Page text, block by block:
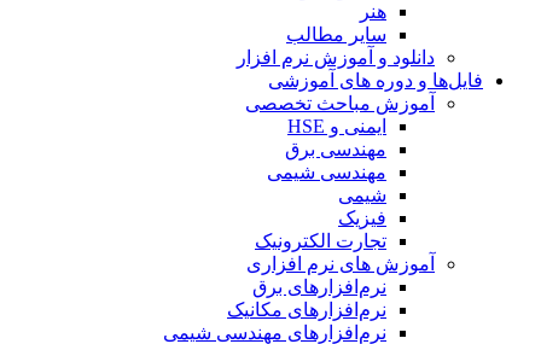
هنر
سایر مطالب
دانلود و آموزش نرم افزار
فایل‌ها و دوره های آموزشی
آموزش مباحث تخصصی
ایمنی و HSE
مهندسی برق
مهندسی شیمی
شیمی
فیزیک
تجارت الکترونیک
آموزش های نرم افزاری
نرم‌افزارهای برق
نرم‌افزارهای مکانیک
نرم‌افزارهای مهندسی شیمی